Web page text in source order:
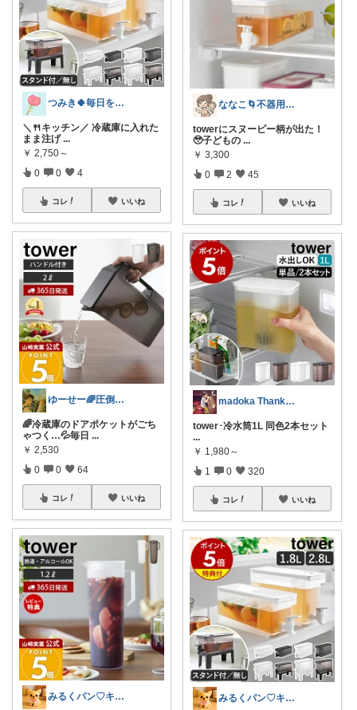
つみき🍀毎日をご機嫌にする♡
＼🍴キッチン／ 冷蔵庫に入れた
まま注げ ...
￥ 2,750～
0 0 4
コレ いいね
ゆーせー🌈圧倒的便利な暮らし
🌈冷蔵庫のドアポケットがごち
ゃつく…💦毎日 ...
￥ 2,530
0 0 64
コレ いいね
みるくパン♡キッチンルーム
ななこ🌀不器用ママ￤家事＆育児グッズ
towerにスヌーピー柄が出た！
🥹子どもの ...
￥ 3,300
0 2 45
コレ いいね
madoka‪︎‬ Thanks☺︎
tower･冷水筒1L 同色2本セット
...
￥ 1,980～
1 0 320
コレ いいね
みるくパン♡キッチンルーム